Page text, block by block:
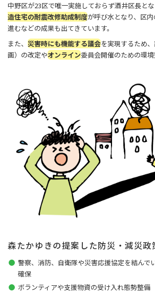
中野区が23区で唯一実施しておらず酒井区長と
造住宅の耐震改修助成制度が呼び水となり、区
進むなどの成果も出てきています。
また、 災害時にも機能する議会を実現するため
画）の改定やオンライン委員会開催のための環境
森たかゆきの提案した防災・減災政
警察、消防、自衛隊や災害応援協定を結んで
確保
ボランティアや支援物資の受け入れ態勢整備